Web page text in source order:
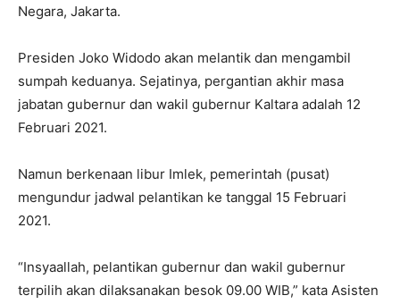
Negara, Jakarta.
Presiden Joko Widodo akan melantik dan mengambil
sumpah keduanya. Sejatinya, pergantian akhir masa
jabatan gubernur dan wakil gubernur Kaltara adalah 12
Februari 2021.
Namun berkenaan libur Imlek, pemerintah (pusat)
mengundur jadwal pelantikan ke tanggal 15 Februari
2021.
“Insyaallah, pelantikan gubernur dan wakil gubernur
terpilih akan dilaksanakan besok 09.00 WIB,” kata Asisten